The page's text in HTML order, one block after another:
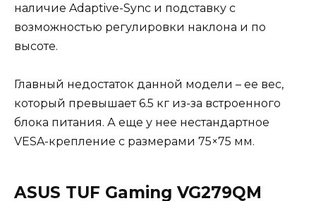
наличие Adaptive-Sync и подставку с
возможностью регулировки наклона и по
высоте.
Главный недостаток данной модели – ее вес,
который превышает 6.5 кг из-за встроенного
блока питания. А еще у нее нестандартное
VESA-крепление с размерами 75×75 мм.
ASUS TUF Gaming VG279QM